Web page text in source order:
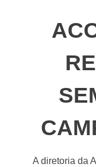
A diretoria da